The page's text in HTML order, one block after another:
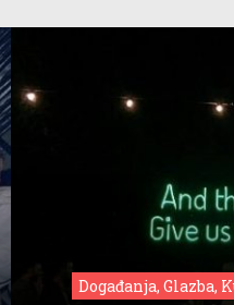
Događanja, Glazba,